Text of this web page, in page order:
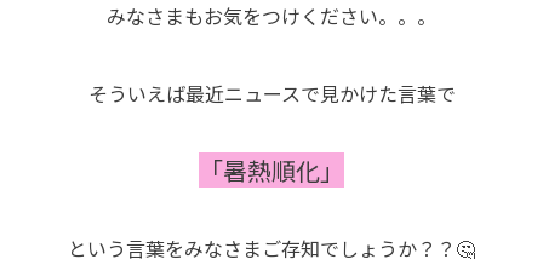
みなさまもお気をつけください。。。
そういえば最近ニュースで見かけた言葉で
「暑熱順化」
という言葉をみなさまご存知でしょうか？？🤔